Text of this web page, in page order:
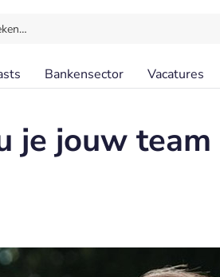
Bankensector Vacatures
je jouw